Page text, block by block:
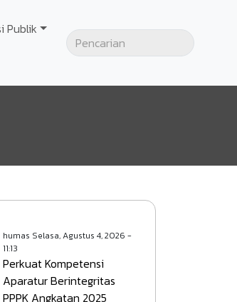
Publik
humas Selasa, Agustus 4, 2026 -
11:13
Perkuat Kompetensi
Aparatur Berintegritas
PPPK Angkatan 2025